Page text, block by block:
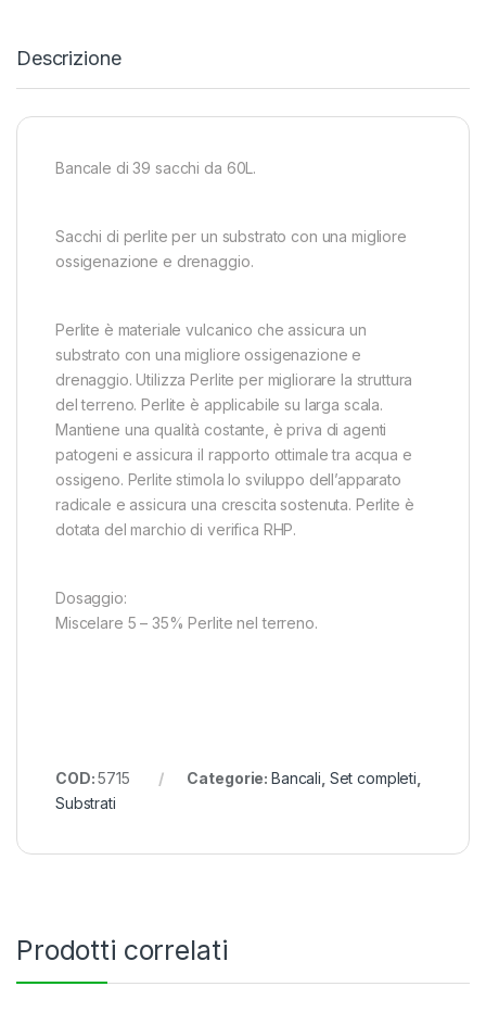
Descrizione
Bancale di 39 sacchi da 60L.
Sacchi di perlite per un substrato con una migliore
ossigenazione e drenaggio.
Perlite è materiale vulcanico che assicura un
substrato con una migliore ossigenazione e
drenaggio. Utilizza Perlite per migliorare la struttura
del terreno. Perlite è applicabile su larga scala.
Mantiene una qualità costante, è priva di agenti
patogeni e assicura il rapporto ottimale tra acqua e
ossigeno. Perlite stimola lo sviluppo dell’apparato
radicale e assicura una crescita sostenuta. Perlite è
dotata del marchio di verifica RHP.
Dosaggio:
Miscelare 5 – 35% Perlite nel terreno.
COD:5715 Categorie: Bancali Set completi
Substrati
Prodotti correlati